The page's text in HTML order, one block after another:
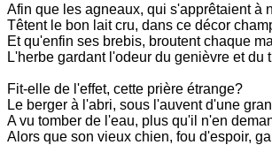
Afin que les agneaux, qui s'apprêtaient à
Têtent le bon lait cru, dans ce décor
Et qu'enfin ses brebis, broutent chaque
L'herbe gardant l'odeur du genièvre et du
Fit-elle de l'effet, cette prière étrange?
Le berger à l'abri, sous l'auvent d'une
A vu tomber de l'eau, plus qu'il n'en
Alors que son vieux chien, fou d'espoir,